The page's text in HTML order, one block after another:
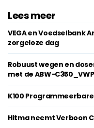
Lees meer
VEGA en Voedselbank
zorgeloze dag
Robuust wegen en
met de ABW-
K100
Hitma neemt Verboon